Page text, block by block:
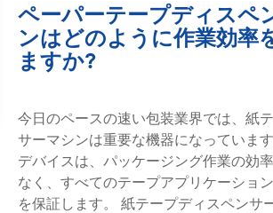
ペーパーテープディスペ
ンはどのように作業効率
ますか?
今日のペースの速い包装業界では、紙
サーマシンは重要な機器になっていま
デバイスは、パッケージング作業の効
なく、すべてのテープアプリケーショ
を保証します。 紙テープディスペンサ